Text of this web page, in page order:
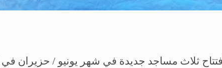
ثلاث مساجد جديدة في شهر يونيو / حزيران في